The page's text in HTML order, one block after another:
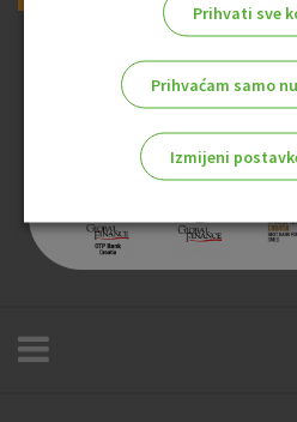
Prihvati sve
Prihvaćam samo
Izmijeni